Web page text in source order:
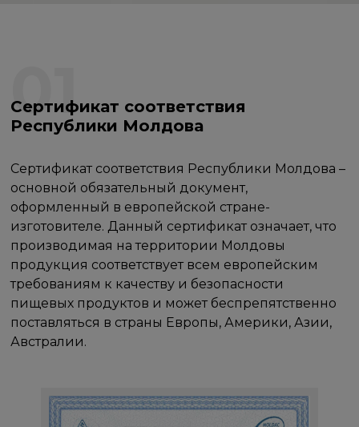
01
Сертификат соответствия
Республики Молдова
Сертификат соответствия Республики Молдова –
основной обязательный документ,
оформленный в европейской стране-
изготовителе. Данный сертификат означает, что
производимая на территории Молдовы
продукция соответствует всем европейским
требованиям к качеству и безопасности
пищевых продуктов и может беспрепятственно
поставляться в страны Европы, Америки, Азии,
Австралии.